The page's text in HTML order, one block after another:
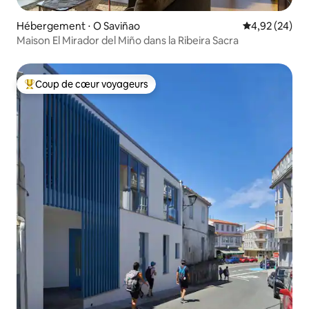
Hébergement ⋅ O Saviñao Évaluation
4,92 (24)
Maison El Mirador del Miño dans la Ribeira Sacra
Coups de cœur voyageurs les plus appréciés
Coup de cœur voyageurs